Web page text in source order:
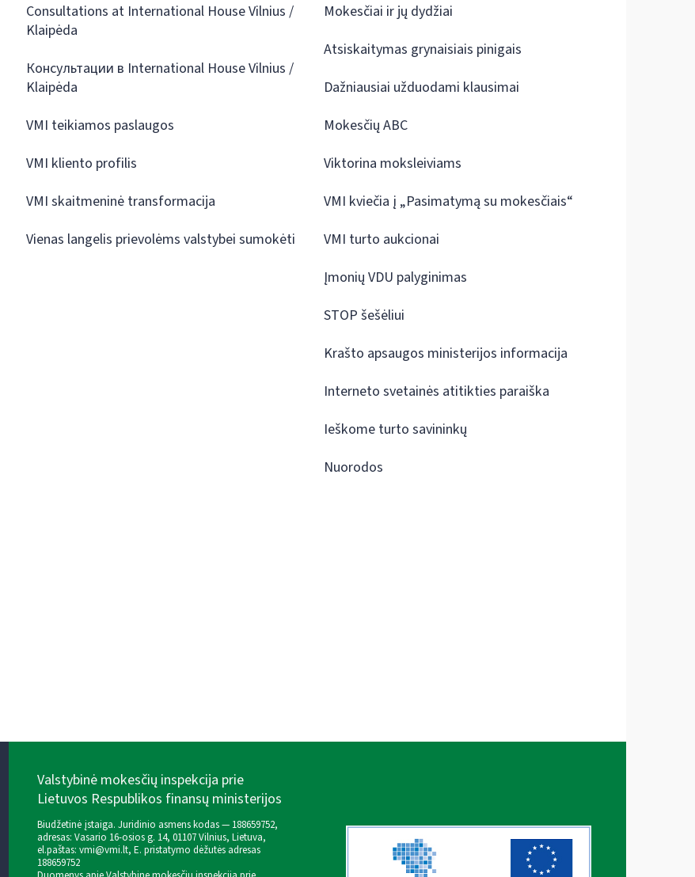
Consultations at International House Vilnius /
Klaipėda
Консультации в International House Vilnius /
Klaipėda
VMI teikiamos paslaugos
VMI kliento profilis
VMI skaitmeninė transformacija
Vienas langelis prievolėms valstybei sumokėti
Mokesčiai ir jų dydžiai
Atsiskaitymas grynaisiais pinigais
Dažniausiai užduodami klausimai
Mokesčių ABC
Viktorina moksleiviams
VMI kviečia į „Pasimatymą su mokesčiais“
VMI turto aukcionai
Įmonių VDU palyginimas
STOP šešėliui
Krašto apsaugos ministerijos informacija
Interneto svetainės atitikties paraiška
Ieškome turto savininkų
Nuorodos
Valstybinė mokesčių inspekcija prie
Lietuvos Respublikos finansų ministerijos
Biudžetinė įstaiga. Juridinio asmens kodas — 188659752,
adresas: Vasario 16-osios g. 14, 01107 Vilnius, Lietuva,
el.paštas: vmi@vmi.lt, E. pristatymo dėžutės adresas
188659752